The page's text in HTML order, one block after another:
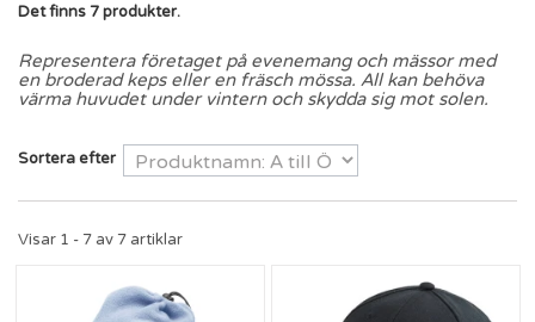
Det finns 7 produkter.
Representera företaget på evenemang och mässor med
en broderad keps eller en fräsch mössa. All kan behöva
värma huvudet under vintern och skydda sig mot solen.
Sortera efter
Visar 1 - 7 av 7 artiklar